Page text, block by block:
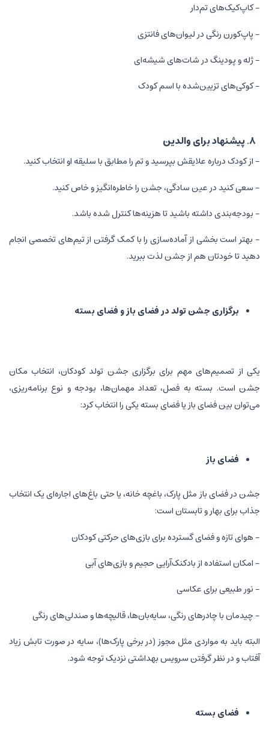
- کاپ‌کیک‌های تم‌دار
- پاپ‌کورن رنگی در لیوان‌های فانتزی
- ژله و پودینگ در شات‌های شیشه‌ای
- کوکی‌های تزیین‌شده با اسم کودک
- از کودک درباره علایقش بپرسید و تم را مطابق با سلیقه او انتخاب کنید.
- سعی کنید در عین سادگی، جشن را خاطره‌انگیز و خاص کنید.
- بودجه‌بندی داشته باشید تا هزینه‌ها کنترل شده باشد.
- بهتر است بخشی از آماده‌سازی را با کمک گرفتن از تیم‌های تخصصی انجام
دهید تا خودتان هم از جشن لذت ببرید.
برگزاری جشن تولد در فضای باز و فضای بسته
یکی از تصمیم‌های مهم برای برگزاری جشن تولد کودکان، انتخاب مکان
جشن است. بسته به فصل، تعداد مهمان‌ها، بودجه و نوع برنامه‌ریزی،
می‌توان بین فضای باز یا فضای بسته یکی را انتخاب کرد:
فضای باز
جشن در فضای باز مثل پارک، باغچه خانه، یا حتی باغ‌های اجاره‌ای یک انتخاب
جذاب برای بهار و تابستان است:
- هوای تازه و فضای گسترده برای بازی‌های حرکتی کودکان
- امکان استفاده از بادکنک‌آرایی حجیم و بازی‌های آبی
- نور طبیعی برای عکاسی
- چیدمان با چادرهای رنگی، سایه‌بان‌ها، قالیچه‌ها و صندلی‌های رنگی
البته باید به مواردی مثل مجوز (در برخی پارک‌ها)، سایه در صورت تابش زیاد
آفتاب و در نظر گرفتن سرویس بهداشتی نزدیک توجه شود.
فضای بسته